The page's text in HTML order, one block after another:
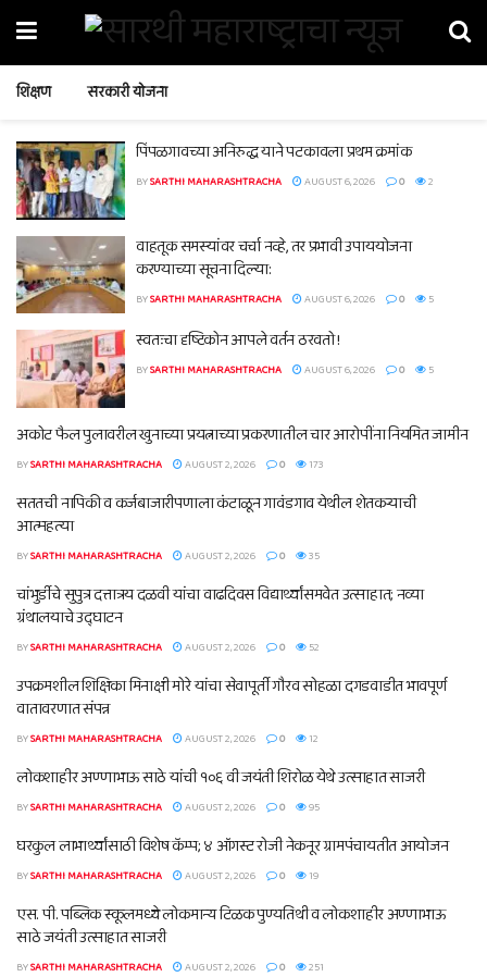
शिक्षण सरकारी योजना
पिंपळगावच्या अनिरुद्ध याने पटकावला प्रथम क्रमांक
BYSARTHI MAHARASHTRACHA AUGUST 6, 2026 0 2
वाहतूक समस्यांवर चर्चा नव्हे, तर प्रभावी उपाययोजना
करण्याच्या सूचना दिल्या:
BYSARTHI MAHARASHTRACHA AUGUST 6, 2026 0 5
स्वतःचा दृष्टिकोन आपले वर्तन ठरवतो !
BYSARTHI MAHARASHTRACHA AUGUST 6, 2026 0 5
अकोट फैल पुलावरील खुनाच्या प्रयत्नाच्या प्रकरणातील चार आरोपींना नियमित जामीन
BYSARTHI MAHARASHTRACHA AUGUST 2, 2026 0 173
सततची नापिकी व कर्जबाजारीपणाला कंटाळून गावंडगाव येथील शेतकऱ्याची
आत्महत्या
BYSARTHI MAHARASHTRACHA AUGUST 2, 2026 0 35
चांभुर्डीचे सुपुत्र दत्तात्रय दळवी यांचा वाढदिवस विद्यार्थ्यांसमवेत उत्साहात; नव्या
ग्रंथालयाचे उद्घाटन
BYSARTHI MAHARASHTRACHA AUGUST 2, 2026 0 52
उपक्रमशील शिक्षिका मिनाक्षी मोरे यांचा सेवापूर्ती गौरव सोहळा दगडवाडीत भावपूर्ण
वातावरणात संपन्न
BYSARTHI MAHARASHTRACHA AUGUST 2, 2026 0 12
लोकशाहीर अण्णाभाऊ साठे यांची १०६ वी जयंती शिरोळ येथे उत्साहात साजरी
BYSARTHI MAHARASHTRACHA AUGUST 2, 2026 0 95
घरकुल लाभार्थ्यांसाठी विशेष कॅम्प; ४ ऑगस्ट रोजी नेकनूर ग्रामपंचायतीत आयोजन
BYSARTHI MAHARASHTRACHA AUGUST 2, 2026 0 19
एस. पी. पब्लिक स्कूलमध्ये लोकमान्य टिळक पुण्यतिथी व लोकशाहीर अण्णाभाऊ
साठे जयंती उत्साहात साजरी
BYSARTHI MAHARASHTRACHA AUGUST 2, 2026 0 251